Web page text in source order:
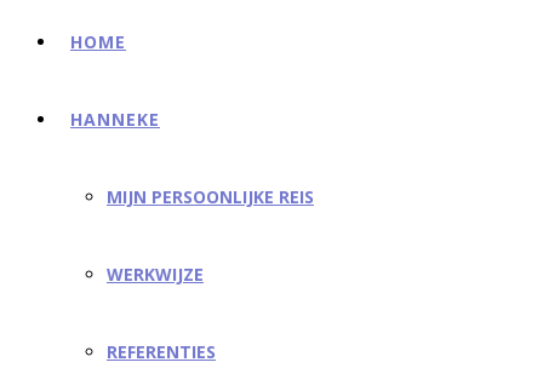
HOME
HANNEKE
MIJN PERSOONLIJKE REIS
WERKWIJZE
REFERENTIES